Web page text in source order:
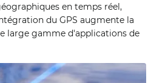
en temps réel,
du GPS augmente la
large gamme d'applications de